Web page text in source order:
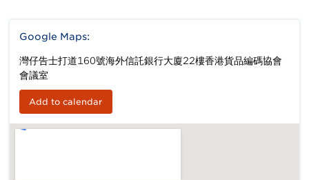
Google Maps:
灣仔告士打道160號海外信託銀行大廈22樓香港貨品編碼協會
會議室
Add to calendar